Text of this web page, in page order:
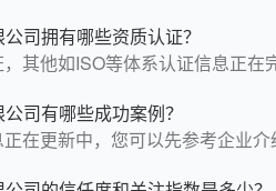
司拥有哪些资质认证？
其他如ISO等体系认证信息正在
司有哪些成功案例？
在更新中，您可以先参考企业介